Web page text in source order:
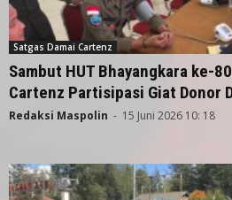
Satgas Damai Cartenz
Sambut HUT Bhayangkara ke-
Cartenz Partisipasi Giat Donor
Redaksi Maspolin - 15 Juni 2026 10: 18